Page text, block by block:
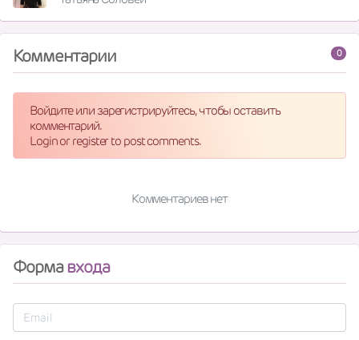
0
Комментарии
Войдите или зарегистрируйтесь, чтобы оставить
комментарий.
Login or register to post comments.
Комментариев нет
Формавхода